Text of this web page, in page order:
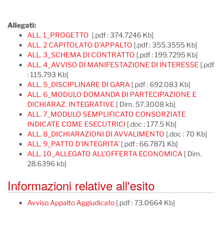
Allegati:
ALL. 1_PROGETTO [.pdf : 374.7246 Kb]
ALL. 2 CAPITOLATO D'APPALTO [.pdf : 355.3555 Kb]
ALL. 3_SCHEMA DI CONTRATTO [.pdf : 199.7295 Kb]
ALL. 4_AVVISO DI MANIFESTAZIONE DI INTERESSE [.pdf
: 115.793 Kb]
ALL. 5_DISCIPLINARE DI GARA [.pdf : 692.083 Kb]
ALL. 6_MODULO DOMANDA DI PARTECIPAZIONE E
DICHIARAZ. INTEGRATIVE [ Dim. 57.3008 kb]
ALL. 7_MODULO SEMPLIFICATO CONSORZIATE
INDICATE COME ESECUTRICI [.doc : 177.5 Kb]
ALL. 8_DICHIARAZIONI DI AVVALIMENTO [.doc : 70 Kb]
ALL. 9_PATTO D'INTEGRITA' [.pdf : 66.7871 Kb]
ALL. 10_ALLEGATO ALL'OFFERTA ECONOMICA [ Dim.
28.6396 kb]
Informazioni relative all'esito
Avviso Appalto Aggiudicato [.pdf : 73.0664 Kb]